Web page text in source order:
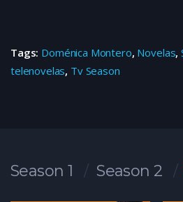
Tags: Doménica Montero, Novelas,
telenovelas, Tv Season
Season 1 Season 2